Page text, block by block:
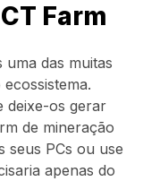
Farm
uma das muitas
deixe-os gerar
de mineração
seus PCs ou use
apenas do